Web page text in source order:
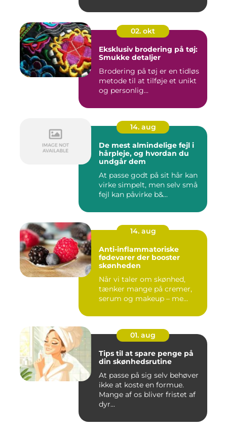
02. okt
Eksklusiv brodering på tøj:
Smukke detaljer
Brodering på tøj er en tidløs
metode til at tilføje et unikt
og personlig...
14. aug
De mest almindelige fejl i
hårpleje, og hvordan du
undgår dem
At passe godt på sit hår kan
virke simpelt, men selv små
fejl kan påvirke b&...
14. aug
Anti-inflammatoriske
fødevarer der booster
skønheden
Når vi taler om skønhed,
tænker mange på cremer,
serum og makeup – me...
01. aug
Tips til at spare penge på
din skønhedsrutine
At passe på sig selv behøver
ikke at koste en formue.
Mange af os bliver fristet af
dyr...